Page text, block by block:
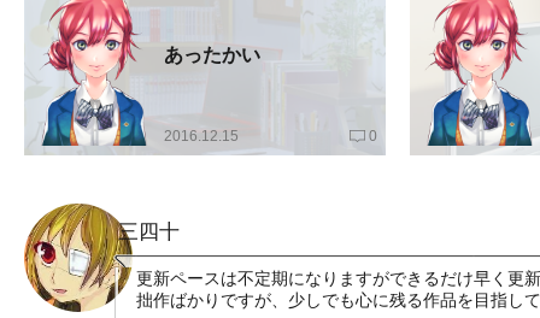
あったかい
2016.12.15 0
三四十
更新ペースは不定期になりますができるだけ早く更
拙作ばかりですが、少しでも心に残る作品を目指し